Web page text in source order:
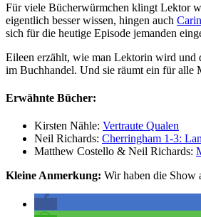
Für viele Bücherwürmchen klingt Lektor
eigentlich besser wissen, hingen auch Carin
sich für die heutige Episode jemanden
Eileen erzählt, wie man Lektorin wird und
im Buchhandel. Und sie räumt ein für alle
Erwähnte Bücher:
Kirsten Nähle: Vertraute Qualen
Neil Richards: Cherringham 1-3:
Matthew Costello & Neil Richards:
Kleine Anmerkung: Wir haben die Show